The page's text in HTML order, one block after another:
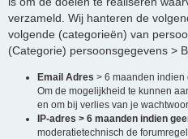
verzameld. Wij hanteren de
volgende (categorieën) van
(Categorie) persoonsgegevens >
Email Adres > 6 maanden indien
Om de mogelijkheid te kunnen
en om bij verlies van je
IP-adres > 6 maanden indien
moderatietechnisch de